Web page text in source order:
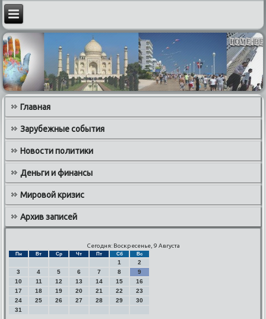
Главная
Зарубежные события
Новости политики
Деньги и финансы
Мировой кризис
Архив записей
Сегодня: Воскресенье, 9 Августа
Пн Вт Ср Чт Пт Сб Вс
1
2
3
4 5 6 7 8
9
10
11 12 13 14 15
16
17
18 19 20 21 22
23
24
25 26 27 28 29
30
31